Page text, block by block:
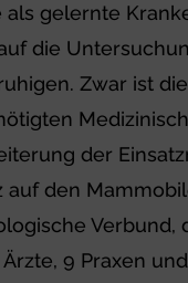
gelernte
die
Zwar ist
der
den
9 Praxen